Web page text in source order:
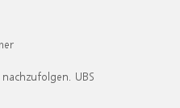
UBS